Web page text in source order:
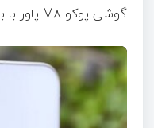
گوشی پوکو M۸ پاور با باتری بزرگ از راه رسید